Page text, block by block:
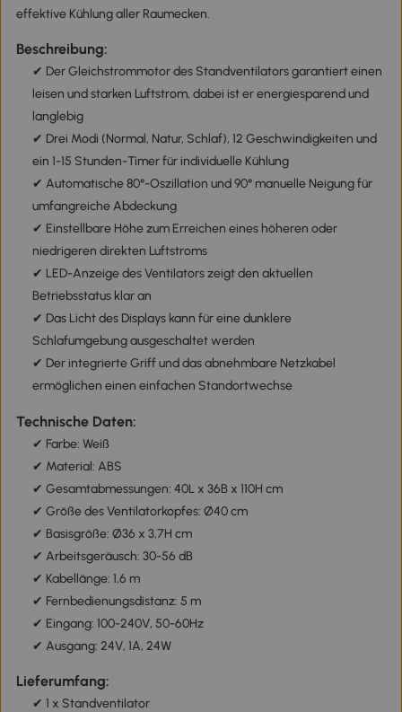
effektive Kühlung aller Raumecken.
Beschreibung:
✔ Der Gleichstrommotor des Standventilators garantiert einen
leisen und starken Luftstrom, dabei ist er energiesparend und
langlebig
✔ Drei Modi (Normal, Natur, Schlaf), 12 Geschwindigkeiten und
ein 1-15 Stunden-Timer für individuelle Kühlung
✔ Automatische 80°-Oszillation und 90° manuelle Neigung für
umfangreiche Abdeckung
✔ Einstellbare Höhe zum Erreichen eines höheren oder
niedrigeren direkten Luftstroms
✔ LED-Anzeige des Ventilators zeigt den aktuellen
Betriebsstatus klar an
✔ Das Licht des Displays kann für eine dunklere
Schlafumgebung ausgeschaltet werden
✔ Der integrierte Griff und das abnehmbare Netzkabel
ermöglichen einen einfachen Standortwechse
Technische Daten:
✔ Farbe: Weiß
✔ Material: ABS
✔ Gesamtabmessungen: 40L x 36B x 110H cm
✔ Größe des Ventilatorkopfes: Ø40 cm
✔ Basisgröße: Ø36 x 3,7H cm
✔ Arbeitsgeräusch: 30-56 dB
✔ Kabellänge: 1,6 m
✔ Fernbedienungsdistanz: 5 m
✔ Eingang: 100-240V, 50-60Hz
✔ Ausgang: 24V, 1A, 24W
Lieferumfang:
✔ 1 x Standventilator